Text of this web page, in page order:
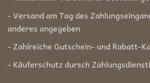
- Versand am Tag des
anderes angegeben
- Zahlreiche Gutschein- und Rabatt-
- Käuferschutz dursch